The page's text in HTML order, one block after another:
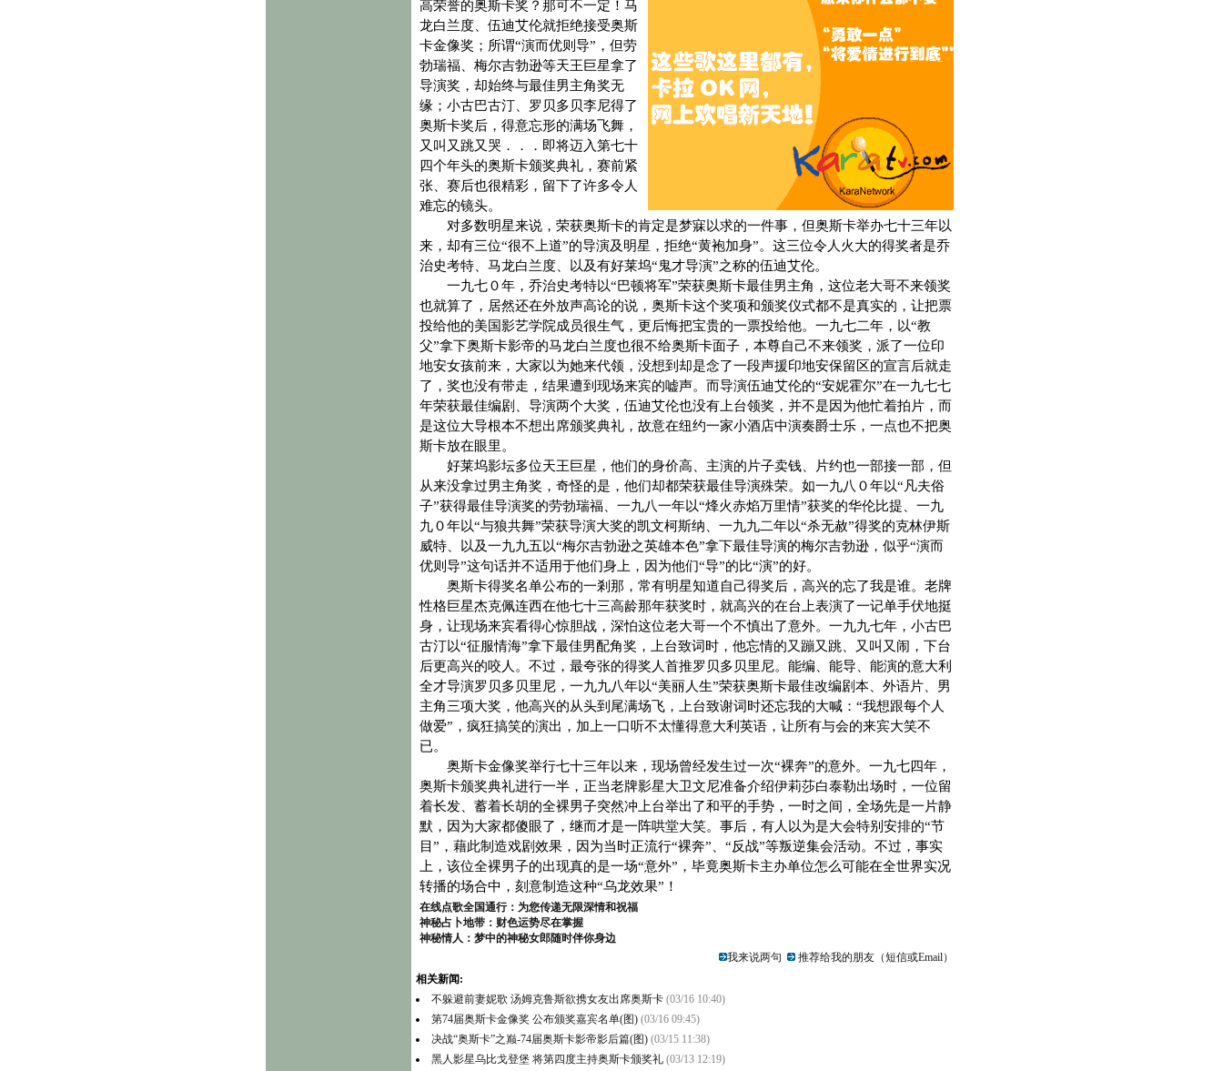
高荣誉的奥斯卡奖？那可不一定！马
龙白兰度、伍迪艾伦就拒绝接受奥斯
卡金像奖；所谓“演而优则导”，但劳
勃瑞福、梅尔吉勃逊等天王巨星拿了
导演奖，却始终与最佳男主角奖无
缘；小古巴古汀、罗贝多贝李尼得了
奥斯卡奖后，得意忘形的满场飞舞，
又叫又跳又哭．．．即将迈入第七十
四个年头的奥斯卡颁奖典礼，赛前紧
张、赛后也很精彩，留下了许多令人
难忘的镜头。
对多数明星来说，荣获奥斯卡的肯定是梦寐以求的一件事，但奥斯卡举办七十三年以
来，却有三位“很不上道”的导演及明星，拒绝“黄袍加身”。这三位令人火大的得奖者是乔
治史考特、马龙白兰度、以及有好莱坞“鬼才导演”之称的伍迪艾伦。
一九七０年，乔治史考特以“巴顿将军”荣获奥斯卡最佳男主角，这位老大哥不来领奖
也就算了，居然还在外放声高论的说，奥斯卡这个奖项和颁奖仪式都不是真实的，让把票
投给他的美国影艺学院成员很生气，更后悔把宝贵的一票投给他。一九七二年，以“教
父”拿下奥斯卡影帝的马龙白兰度也很不给奥斯卡面子，本尊自己不来领奖，派了一位印
地安女孩前来，大家以为她来代领，没想到却是念了一段声援印地安保留区的宣言后就走
了，奖也没有带走，结果遭到现场来宾的嘘声。而导演伍迪艾伦的“安妮霍尔”在一九七七
年荣获最佳编剧、导演两个大奖，伍迪艾伦也没有上台领奖，并不是因为他忙着拍片，而
是这位大导根本不想出席颁奖典礼，故意在纽约一家小酒店中演奏爵士乐，一点也不把奥
斯卡放在眼里。
好莱坞影坛多位天王巨星，他们的身价高、主演的片子卖钱、片约也一部接一部，但
从来没拿过男主角奖，奇怪的是，他们却都荣获最佳导演殊荣。如一九八０年以“凡夫俗
子”获得最佳导演奖的劳勃瑞福、一九八一年以“烽火赤焰万里情”获奖的华伦比提、一九
九０年以“与狼共舞”荣获导演大奖的凯文柯斯纳、一九九二年以“杀无赦”得奖的克林伊斯
威特、以及一九九五以“梅尔吉勃逊之英雄本色”拿下最佳导演的梅尔吉勃逊，似乎“演而
优则导”这句话并不适用于他们身上，因为他们“导”的比“演”的好。
奥斯卡得奖名单公布的一剎那，常有明星知道自己得奖后，高兴的忘了我是谁。老牌
性格巨星杰克佩连西在他七十三高龄那年获奖时，就高兴的在台上表演了一记单手伏地挺
身，让现场来宾看得心惊胆战，深怕这位老大哥一个不慎出了意外。一九九七年，小古巴
古汀以“征服情海”拿下最佳男配角奖，上台致词时，他忘情的又蹦又跳、又叫又闹，下台
后更高兴的咬人。不过，最夸张的得奖人首推罗贝多贝里尼。能编、能导、能演的意大利
全才导演罗贝多贝里尼，一九九八年以“美丽人生”荣获奥斯卡最佳改编剧本、外语片、男
主角三项大奖，他高兴的从头到尾满场飞，上台致谢词时还忘我的大喊：“我想跟每个人
做爱”，疯狂搞笑的演出，加上一口听不太懂得意大利英语，让所有与会的来宾大笑不
已。
奥斯卡金像奖举行七十三年以来，现场曾经发生过一次“裸奔”的意外。一九七四年，
奥斯卡颁奖典礼进行一半，正当老牌影星大卫文尼准备介绍伊莉莎白泰勒出场时，一位留
着长发、蓄着长胡的全裸男子突然冲上台举出了和平的手势，一时之间，全场先是一片静
默，因为大家都傻眼了，继而才是一阵哄堂大笑。事后，有人以为是大会特别安排的“节
目”，藉此制造戏剧效果，因为当时正流行“裸奔”、“反战”等叛逆集会活动。不过，事实
上，该位全裸男子的出现真的是一场“意外”，毕竟奥斯卡主办单位怎么可能在全世界实况
转播的场合中，刻意制造这种“乌龙效果”！
在线点歌全国通行：为您传递无限深情和祝福
神秘占卜地带：财色运势尽在掌握
神秘情人：梦中的神秘女郎随时伴你身边
我来说两句
推荐给我的朋友（短信或Email）
相关新闻:
不躲避前妻妮歌 汤姆克鲁斯欲携女友出席奥斯卡 (03/16 10:40)
第74届奥斯卡金像奖 公布颁奖嘉宾名单(图) (03/16 09:45)
决战“奥斯卡”之巅-74届奥斯卡影帝影后篇(图) (03/15 11:38)
黑人影星乌比戈登堡 将第四度主持奥斯卡颁奖礼 (03/13 12:19)